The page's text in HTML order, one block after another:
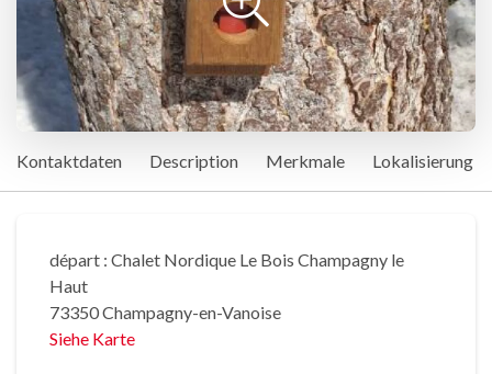
Kontaktdaten Description Merkmale Lokalisierung
départ : Chalet Nordique Le Bois Champagny le
Haut
73350 Champagny-en-Vanoise
Siehe Karte